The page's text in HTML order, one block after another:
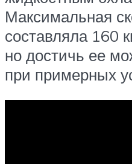
Максимальная
составляла 160
но достичь ее
при примерных